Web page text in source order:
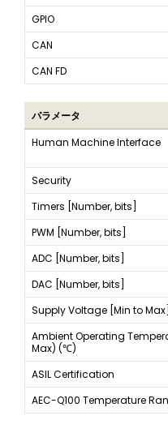
GPIO
CAN
CAN FD
パラメータ
Human Machine Interface
Security
Timers [Number, bits]
PWM [Number, bits]
ADC [Number, bits]
DAC [Number, bits]
Supply Voltage [Min to
Ambient Operating
Max) (℃)
ASIL Certification
AEC-Q100 Temperature